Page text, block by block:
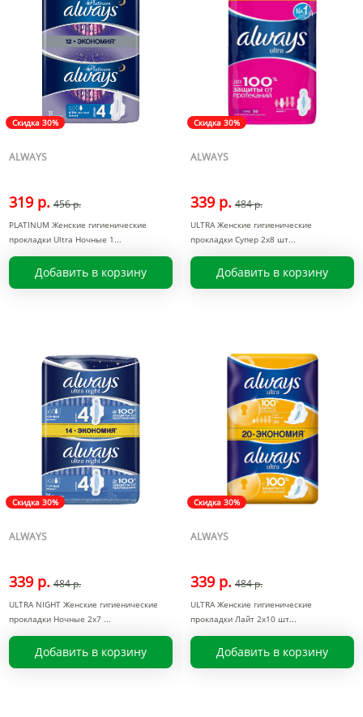
Скидка 30%
ALWAYS
319 р. 456 р.
PLATINUM Женские гигиенические
прокладки Ultra Ночные 1
Добавить в корзину
Скидка 30%
ALWAYS
339 р. 484 р.
ULTRA Женские гигиенические
прокладки Супер 2x8 шт
Добавить в корзину
Скидка 30%
ALWAYS
339 р. 484 р.
ULTRA NIGHT Женские гигиенические
прокладки Ночные 2x7
Добавить в корзину
Скидка 30%
ALWAYS
339 р. 484 р.
ULTRA Женские гигиенические
прокладки Лайт 2x10 шт
Добавить в корзину